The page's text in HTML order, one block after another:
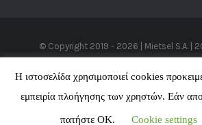
© Copyright 2019 - 2026 | Mietsel S.A. |
Reserved
Η ιστοσελίδα χρησιμοποιεί cookies
εμπειρία πλοήγησης των χρηστών. Εάν
πατήστε ΟΚ. Cookie settings